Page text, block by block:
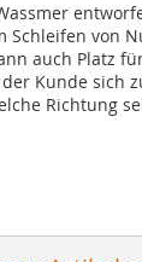
Schleifen von
auch Platz
Kunde sich
Richtung